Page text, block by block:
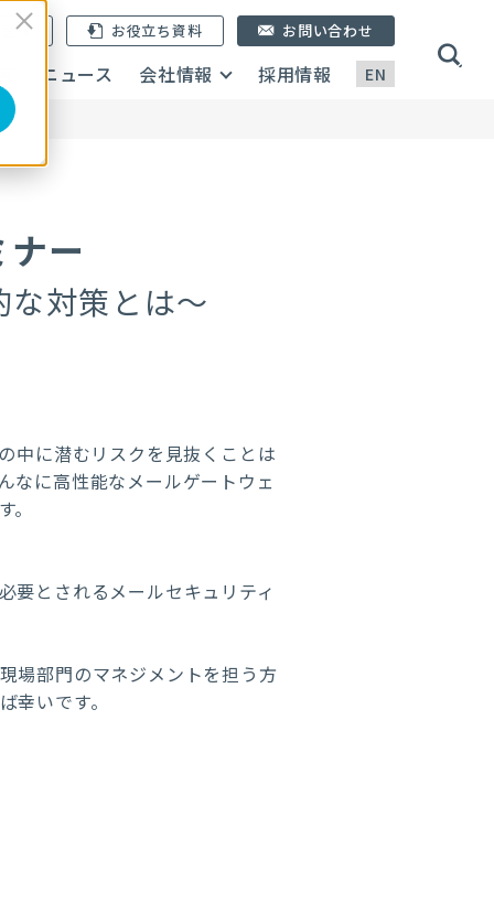
EN
録 お役立ち資料
ニュース 会社情報 採用情報
お問い合わせ
ー
対策とは～
中に潜むリスクを見抜くことは
なに高性能なメールゲートウェ
要とされるメールセキュリティ
場部門のマネジメントを担う方
いです。